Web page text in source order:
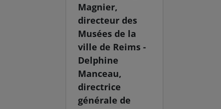
Magnier,
directeur des
Musées de la
ville de Reims -
Delphine
Manceau,
directrice
générale de